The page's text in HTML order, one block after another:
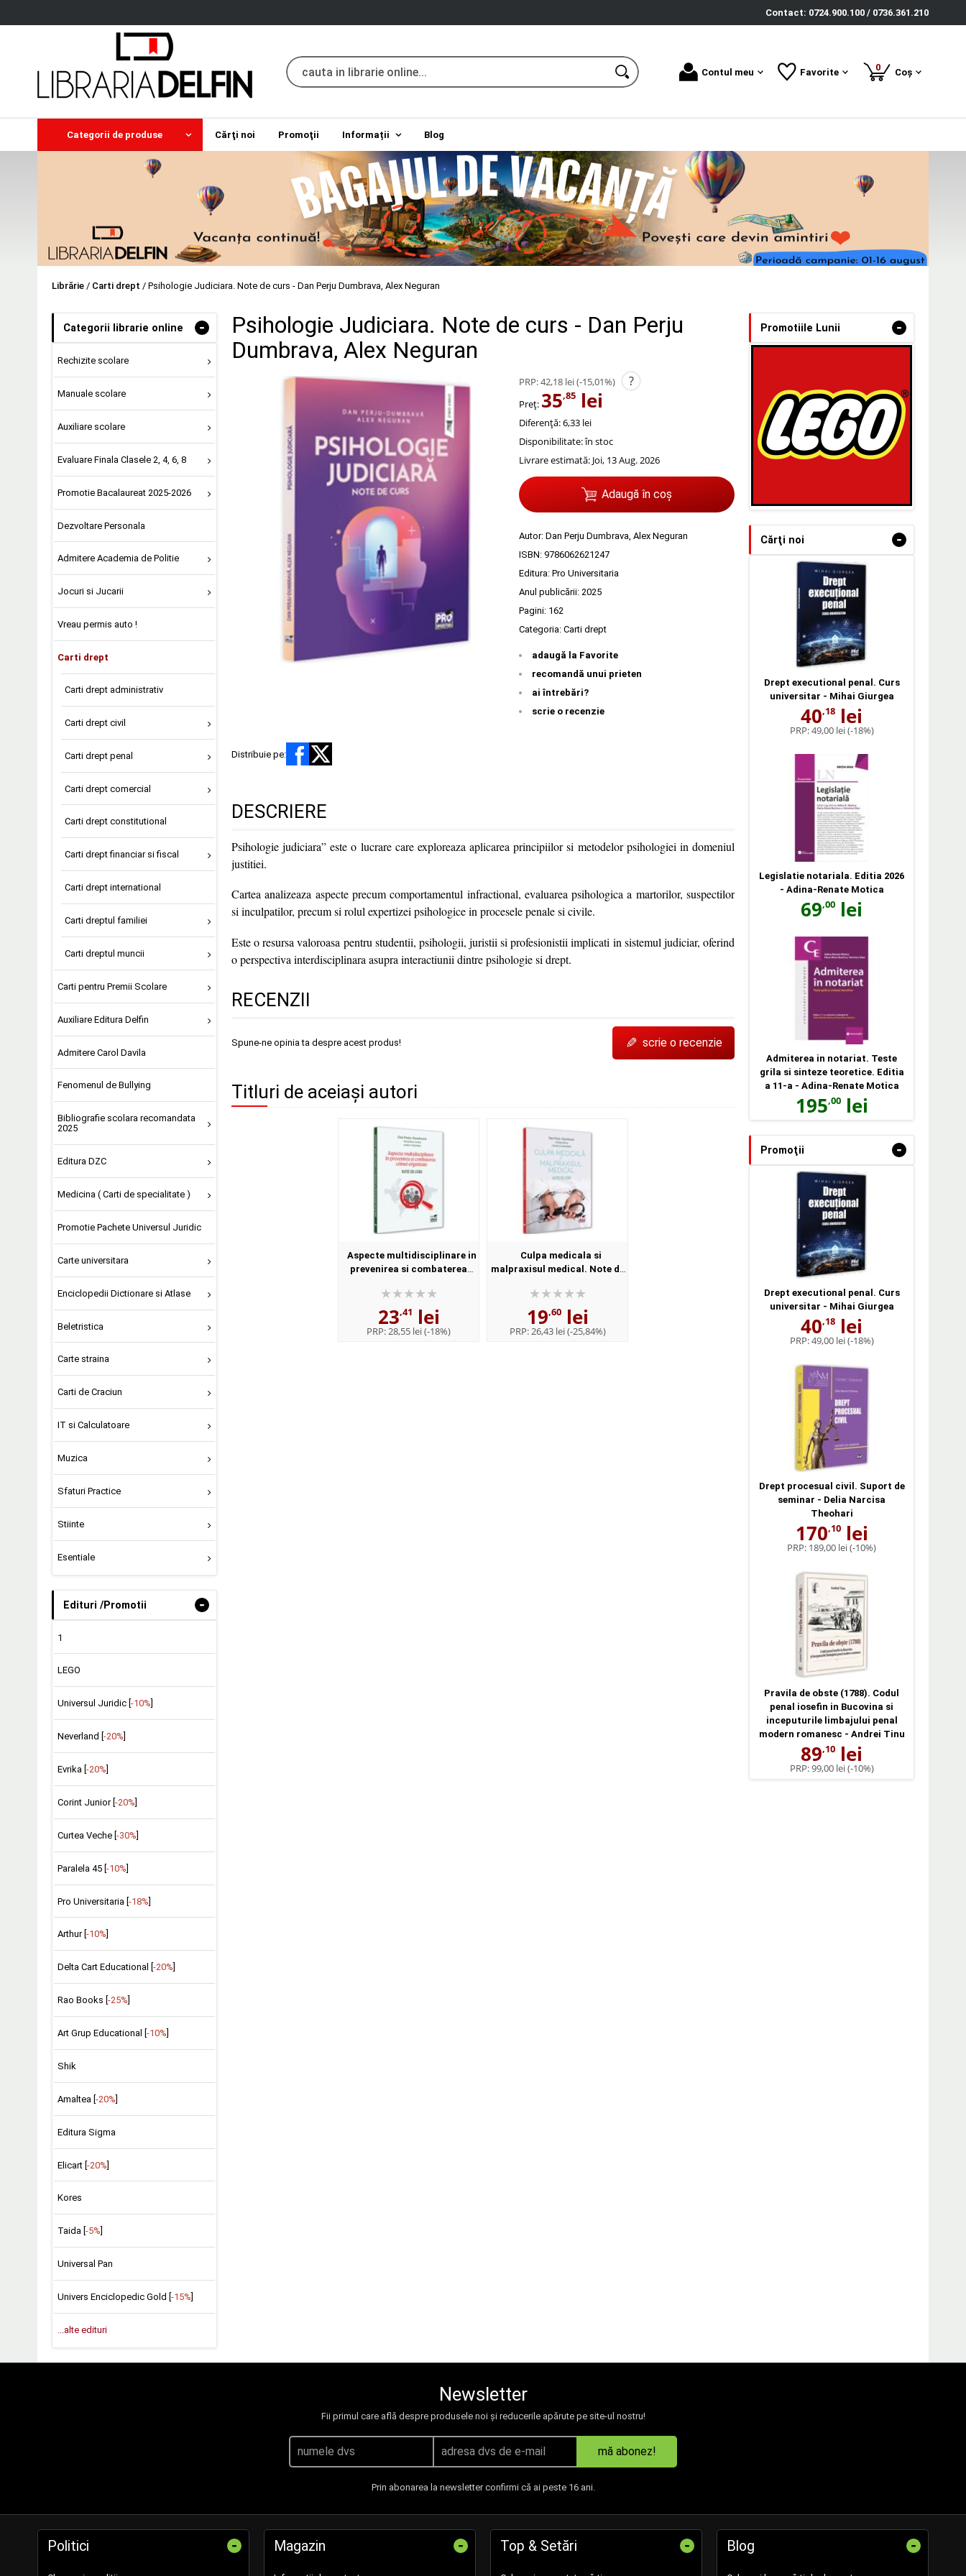
Contact: 0724.900.100 / 0736.361.210
Contul meu Favorite 0produse
Coș
Categorii de produse Cărţi noi Promoţii Informații Blog
Librărie / Carti drept / Psihologie Judiciara. Note de curs - Dan Perju Dumbrava, Alex Neguran
Categorii librarie online -
Rechizite scolare
Manuale scolare
Auxiliare scolare
Evaluare Finala Clasele 2, 4, 6, 8
Promotie Bacalaureat 2025-2026
Dezvoltare Personala
Admitere Academia de Politie
Jocuri si Jucarii
Vreau permis auto !
Carti drept
Carti drept administrativ
Carti drept civil
Carti drept penal
Carti drept comercial
Carti drept constitutional
Carti drept financiar si fiscal
Carti drept international
Carti dreptul familiei
Carti dreptul muncii
Carti pentru Premii Scolare
Auxiliare Editura Delfin
Admitere Carol Davila
Fenomenul de Bullying
Bibliografie scolara recomandata
2025
Editura DZC
Medicina ( Carti de specialitate )
Promotie Pachete Universul Juridic
Carte universitara
Enciclopedii Dictionare si Atlase
Beletristica
Carte straina
Carti de Craciun
IT si Calculatoare
Muzica
Sfaturi Practice
Stiinte
Esentiale
Edituri /Promotii -
1
LEGO
Universul Juridic [ -10%
Neverland [ -20%
Evrika [ -20%
Corint Junior [ -20%
Curtea Veche [ -30%
Paralela 45 [-10%]
Pro Universitaria [-18%]
Arthur [ -10%
Delta Cart Educational [ -20%
Rao Books [ -25%
Art Grup Educational [ -10%
Shik
Amaltea [ -20%
Editura Sigma
Elicart [-20%]
Kores
Taida [ -5%
Universal Pan
Univers Enciclopedic Gold [ -15%
...alte edituri
Psihologie Judiciara. Note de curs - Dan Perju
Dumbrava, Alex Neguran
PRP:42,18 lei(-15,01%) ?
Preț: 35,85 lei
Diferență: 6,33 lei
Disponibilitate:în stoc
Livrare estimată: Joi, 13 Aug. 2026
Adaugă în coș
Autor: Dan Perju Dumbrava, Alex Neguran
ISBN: 9786062621247
Editura: Pro Universitaria
Anul publicării: 2025
Pagini: 162
Categoria: Carti drept
adaugă la Favorite
recomandă unui prieten
ai întrebări?
scrie o recenzie
Distribuie pe:
DESCRIERE
Psihologie judiciara” este o lucrare care exploreaza aplicarea principiilor si metodelor psihologiei in domeniul
justitiei.
Cartea analizeaza aspecte precum comportamentul infractional, evaluarea psihologica a martorilor, suspectilor
si inculpatilor, precum si rolul expertizei psihologice in procesele penale si civile.
Este o resursa valoroasa pentru studentii, psihologii, juristii si profesionistii implicati in sistemul judiciar, oferind
o perspectiva interdisciplinara asupra interactiunii dintre psihologie si drept.
RECENZII
Spune-ne opinia ta despre acest produs! ✎ scrie o recenzie
Titluri de aceiași autori
Aspecte multidisciplinare in
prevenirea si combaterea
curs - Dan Perju Dumbrava
23,41 lei
PRP: 28,55 lei(-18%)
Culpa medicala si
malpraxisul medical. Note de
19,60lei
PRP: 26,43 lei(-25,84%)
Promotiile Lunii -
Cărţi noi -
Drept executional penal. Curs
universitar - Mihai Giurgea
40,18 lei
PRP:49,00 lei(-18%)
Legislatie notariala. Editia 2026
- Adina-Renate Motica
69,00 lei
Admiterea in notariat. Teste
grila si sinteze teoretice. Editia
a 11-a - Adina-Renate Motica
195,00lei
Promoţii -
Drept executional penal. Curs
universitar - Mihai Giurgea
40,18 lei
PRP:49,00 lei(-18%)
Drept procesual civil. Suport de
seminar - Delia Narcisa
Theohari
170,10lei
PRP: 189,00 lei(-10%)
Pravila de obste (1788). Codul
penal iosefin in Bucovina si
inceputurile limbajului penal
modern romanesc - Andrei Tinu
89,10 lei
PRP:99,00 lei(-10%)
Newsletter
Fii primul care află despre produsele noi și reducerile apărute pe site-ul nostru!
mă abonez!
Prin abonarea la newsletter confirmi că ai peste 16 ani.
Politici - Magazin - Top & Setări - Blog -